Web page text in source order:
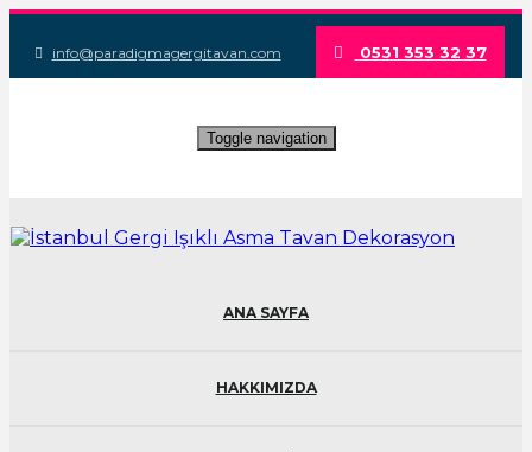
info@paradigmagergitavan.com 0531 353 32 37
Toggle navigation
ANA SAYFA
HAKKIMIZDA